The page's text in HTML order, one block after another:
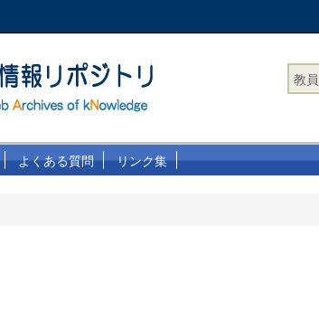
教
よくある質問 リンク集